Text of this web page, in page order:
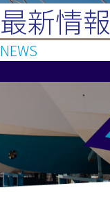
最新情
NEWS